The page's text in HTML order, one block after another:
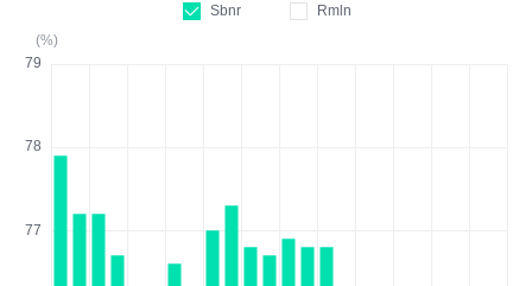
Sbnr
Rmln
(%)